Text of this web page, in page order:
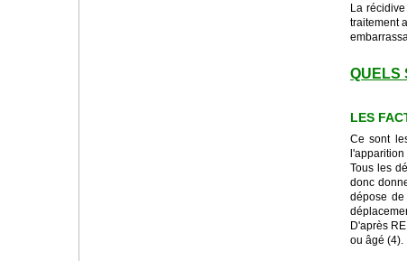
La
traitement
QUELS
LES
Ce sont
Tous les
donc
dépose
D'après
ou âgé (4).